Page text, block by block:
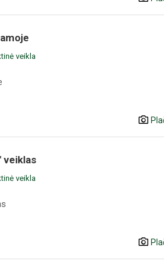
veikla
veiklas
veikla